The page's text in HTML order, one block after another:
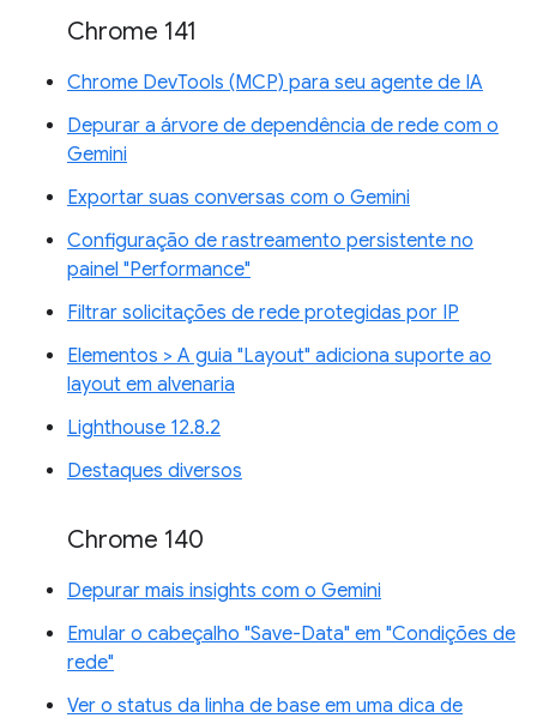
Chrome 141
Chrome DevTools (MCP) para seu agente de IA
Depurar a árvore de dependência de rede com o
Gemini
Exportar suas conversas com o Gemini
Configuração de rastreamento persistente no
painel "Performance"
Filtrar solicitações de rede protegidas por IP
Elementos > A guia "Layout" adiciona suporte ao
layout em alvenaria
Lighthouse 12.8.2
Destaques diversos
Chrome 140
Depurar mais insights com o Gemini
Emular o cabeçalho "Save-Data" em "Condições de
rede"
Ver o status da linha de base em uma dica de